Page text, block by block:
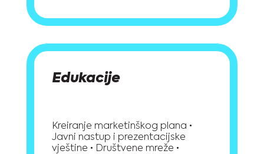
Edukacije
Kreiranje marketinškog plana •
Javni nastup i prezentacijske
vještine • Društvene mreže •